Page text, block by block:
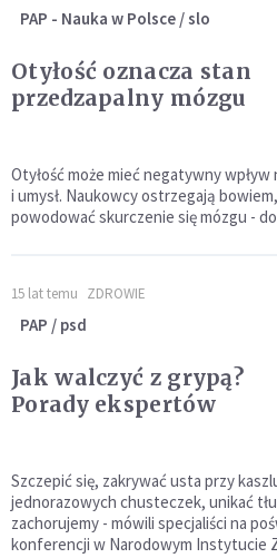
PAP - Nauka w Polsce / slo
Otyłość oznacza stan
przedzapalny mózgu
Otyłość może mieć negatywny
i umysł. Naukowcy ostrzegają
powodować skurczenie się mózgu -
15 lat temu ZDROWIE
PAP / psd
Jak walczyć z grypą?
Porady ekspertów
Szczepić się, zakrywać usta przy
jednorazowych chusteczek, unikać
zachorujemy - mówili specjaliści na
konferencji w Narodowym Instytucie